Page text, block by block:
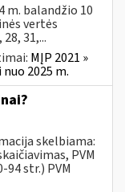
m. balandžio 10
vertės
28, 31,...
MĮP 2021 »
2025 m.
skelbiama:
PVM
str.) PVM